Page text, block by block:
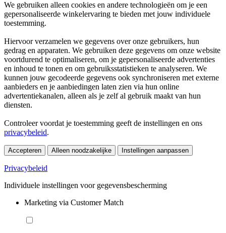
We gebruiken alleen cookies en andere technologieën om je een
gepersonaliseerde winkelervaring te bieden met jouw individuele
toestemming.
Hiervoor verzamelen we gegevens over onze gebruikers, hun
gedrag en apparaten. We gebruiken deze gegevens om onze website
voortdurend te optimaliseren, om je gepersonaliseerde advertenties
en inhoud te tonen en om gebruiksstatistieken te analyseren. We
kunnen jouw gecodeerde gegevens ook synchroniseren met externe
aanbieders en je aanbiedingen laten zien via hun online
advertentiekanalen, alleen als je zelf al gebruik maakt van hun
diensten.
Controleer voordat je toestemming geeft de instellingen en ons
privacybeleid.
Accepteren Alleen noodzakelijke Instellingen aanpassen
Privacybeleid
Individuele instellingen voor gegevensbescherming
Marketing via Customer Match